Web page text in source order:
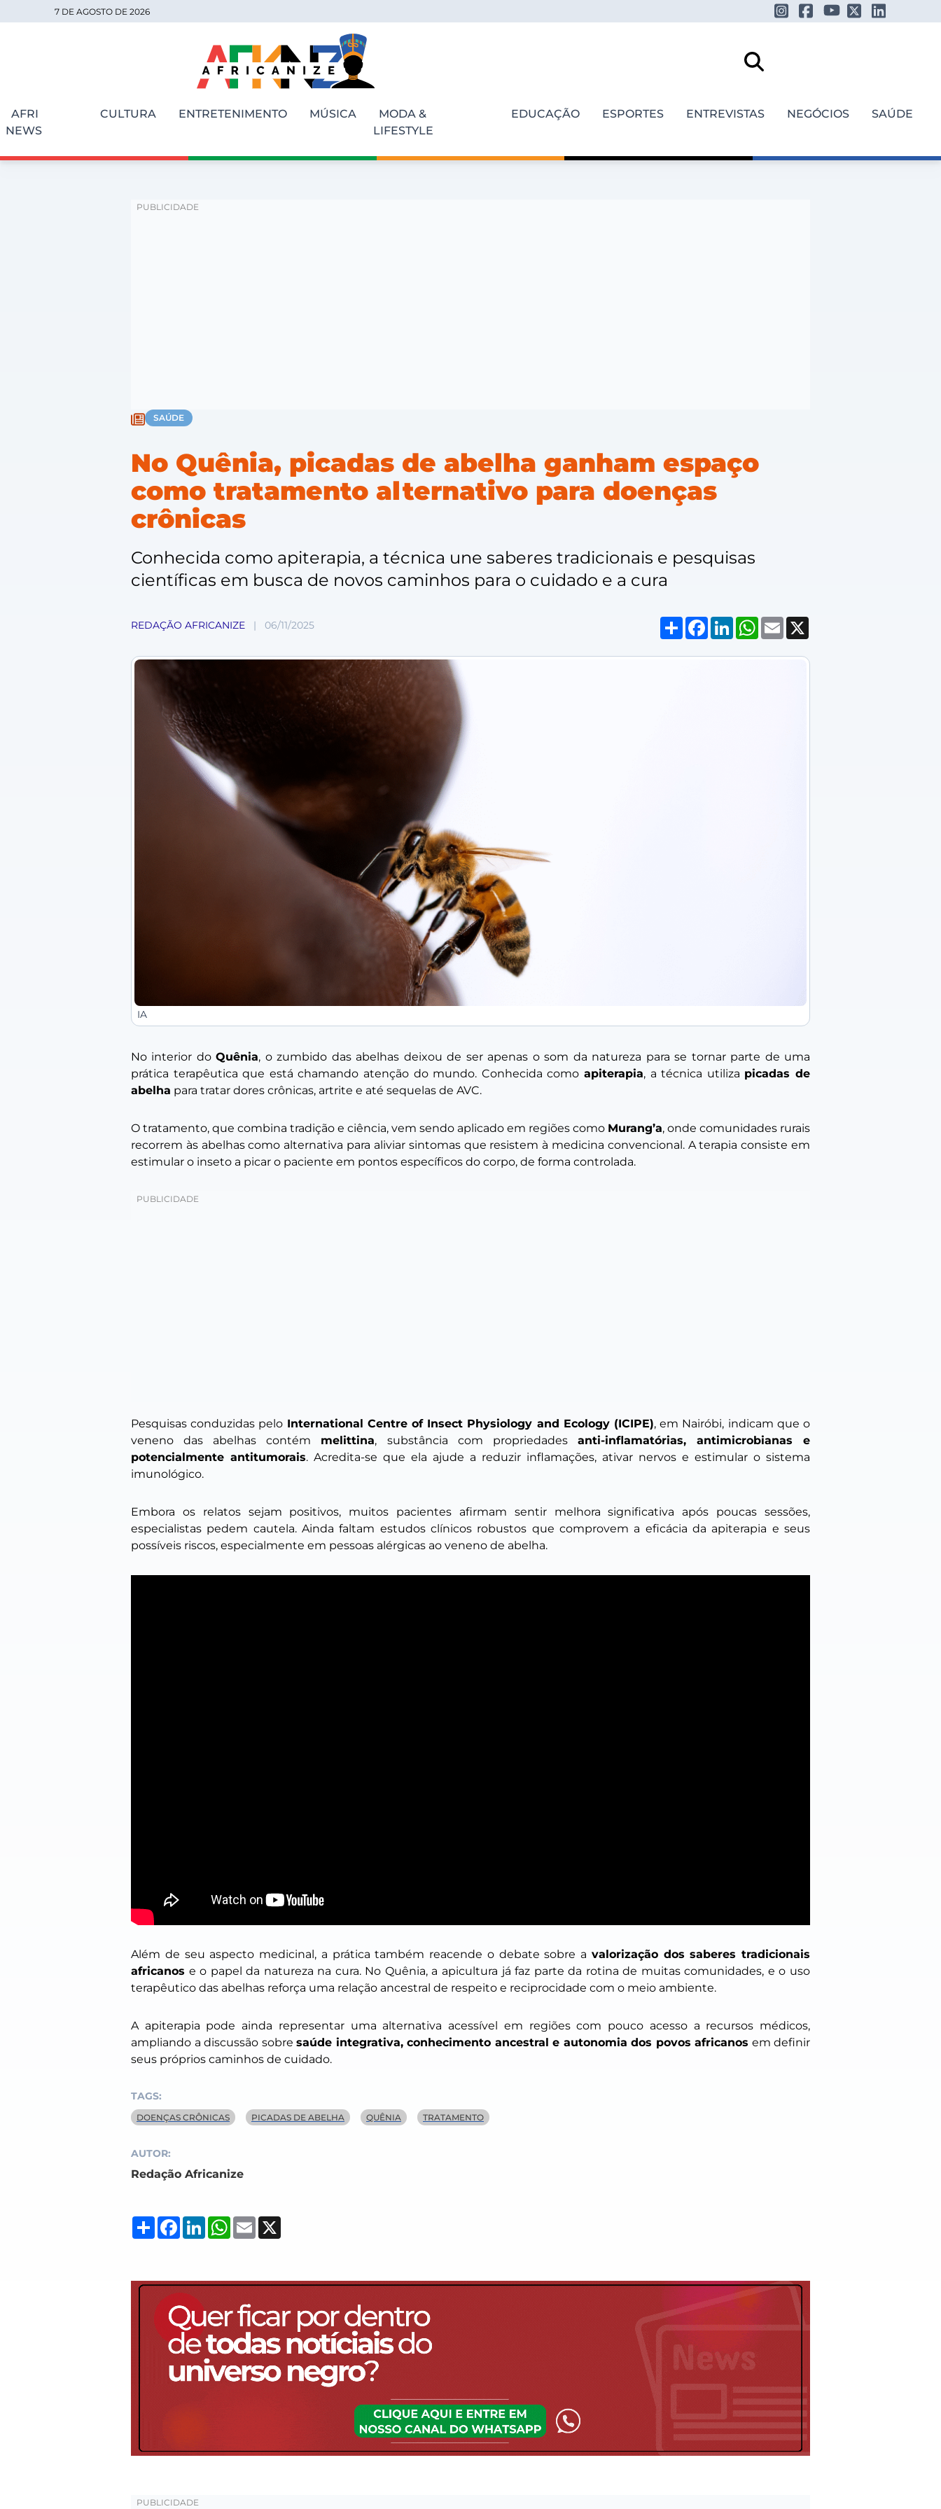
7 DE AGOSTO DE 2026
AFRI
NEWS
CULTURA ENTRETENIMENTO MÚSICA
MODA &
LIFESTYLE
EDUCAÇÃO ESPORTES ENTREVISTAS NEGÓCIOS SAÚDE
SAÚDE
No Quênia, picadas de abelha ganham espaço
como tratamento alternativo para doenças
crônicas
Conhecida como apiterapia, a técnica une saberes tradicionais e pesquisas
científicas em busca de novos caminhos para o cuidado e a cura
REDAÇÃO AFRICANIZE | 06/11/2025 Compartilhar
Facebook
LinkedInWhatsApp
Email
IA
No interior doQuênia, o zumbido das abelhas deixou de ser apenas o som da natureza para se tornar parte de uma
prática terapêutica que está chamando atenção do mundo. Conhecida como apiterapia, a técnica utiliza picadas de
abelha para tratar dores crônicas, artrite e até sequelas de AVC.
O tratamento, que combina tradição e ciência, vem sendo aplicado em regiões como Murang’a, onde comunidades rurais
recorrem às abelhas como alternativa para aliviar sintomas que resistem à medicina convencional. A terapia consiste em
estimular o inseto a picar o paciente em pontos específicos do corpo, de forma controlada.
Pesquisas conduzidas pelo International Centre of Insect Physiology and Ecology (ICIPE), em Nairóbi, indicam que o
veneno das abelhas contém melittina, substância com propriedades anti-inflamatórias, antimicrobianas e
potencialmente antitumorais. Acredita-se que ela ajude a reduzir inflamações, ativar nervos e estimular o sistema
imunológico.
Embora os relatos sejam positivos, muitos pacientes afirmam sentir melhora significativa após poucas sessões,
especialistas pedem cautela. Ainda faltam estudos clínicos robustos que comprovem a eficácia da apiterapia e seus
possíveis riscos, especialmente em pessoas alérgicas ao veneno de abelha.
Além de seu aspecto medicinal, a prática também reacende o debate sobre a valorização dos saberes tradicionais
africanos e o papel da natureza na cura. No Quênia, a apicultura já faz parte da rotina de muitas comunidades, e o uso
terapêutico das abelhas reforça uma relação ancestral de respeito e reciprocidade com o meio ambiente.
A apiterapia pode ainda representar uma alternativa acessível em regiões com pouco acesso a recursos médicos,
ampliando a discussão sobre saúde integrativa, conhecimento ancestral e autonomia dos povos africanos em definir
seus próprios caminhos de cuidado.
TAGS:
DOENÇAS CRÔNICAS PICADAS DE ABELHA QUÊNIA TRATAMENTO
AUTOR:
Redação Africanize
Compartilhar
Facebook
LinkedInWhatsApp
Email